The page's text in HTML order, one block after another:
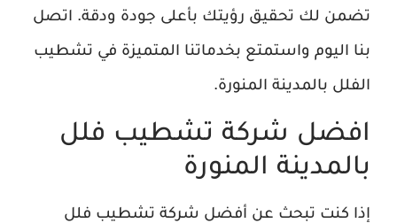
تضمن لك تحقيق رؤيتك بأعلى جودة ودقة. اتصل
بنا اليوم واستمتع بخدماتنا المتميزة في تشطيب
الفلل بالمدينة المنورة.
افضل شركة تشطيب فلل
بالمدينة المنورة
إذا كنت تبحث عن أفضل شركة تشطيب فلل